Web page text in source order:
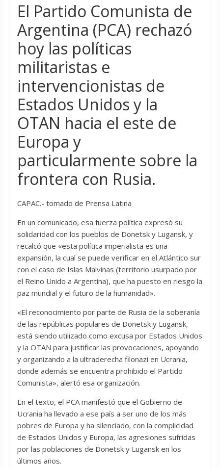
El Partido Comunista de
Argentina (PCA) rechazó
hoy las políticas
militaristas e
intervencionistas de
Estados Unidos y la
OTAN hacia el este de
Europa y
particularmente sobre la
frontera con Rusia.
CAPAC.- tomado de Prensa Latina
En un comunicado, esa fuerza política expresó su
solidaridad con los pueblos de Donetsk y Lugansk, y
recalcó que «esta política imperialista es una
expansión, la cual se puede verificar en el Atlántico sur
con el caso de Islas Malvinas (territorio usurpado por
el Reino Unido a Argentina), que ha puesto en riesgo la
paz mundial y el futuro de la humanidad».
«El reconocimiento por parte de Rusia de la soberanía
de las repúblicas populares de Donetsk y Lugansk,
está siendo utilizado como excusa por Estados Unidos
y la OTAN para justificar las provocaciones, apoyando
y organizando a la ultraderecha filonazi en Ucrania,
donde además se encuentra prohibido el Partido
Comunista», alertó esa organización.
En el texto, el PCA manifestó que el Gobierno de
Ucrania ha llevado a ese país a ser uno de los más
pobres de Europa y ha silenciado, con la complicidad
de Estados Unidos y Europa, las agresiones sufridas
por las poblaciones de Donetsk y Lugansk en los
últimos años.